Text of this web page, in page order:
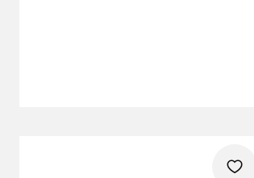
heart